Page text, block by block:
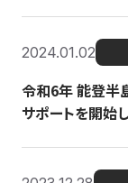
2024.01.02
令和6年 能登半
サポートを開始